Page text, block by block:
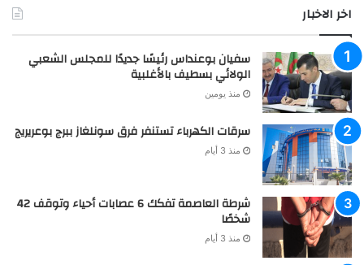
اخر الاخبار
سفيان بوعنداس رئيسًا جديدًا للمجلس الشعبي
الولائي بسطيف بالأغلبية
منذ يومين
سرقات الكهرباء تستنفر فرق سونلغاز ببرج بوعريريج
منذ 3 أيام
شرطة العاصمة تفكك 6 عصابات أحياء وتوقف 42
شخصًا
منذ 3 أيام